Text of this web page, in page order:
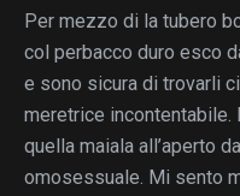
Per mezzo di la tubero
col perbacco duro esco
e sono sicura di trovarli
meretrice
quella maiala all’aperto
omosessuale. Mi sento